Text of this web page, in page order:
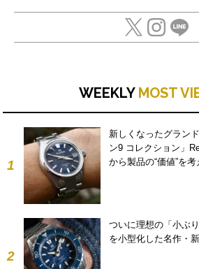
WEEKLY MOST
1
新しくなったグラン
ン9 コレクション」
から製品の“価値”を考
2
ついに理想の「小ぶ
を小型化した名作・